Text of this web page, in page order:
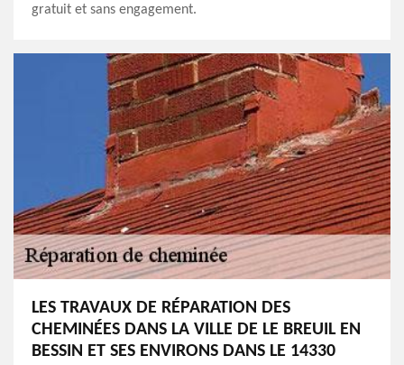
gratuit et sans engagement.
LES TRAVAUX DE RÉPARATION DES
CHEMINÉES DANS LA VILLE DE LE BREUIL EN
BESSIN ET SES ENVIRONS DANS LE 14330